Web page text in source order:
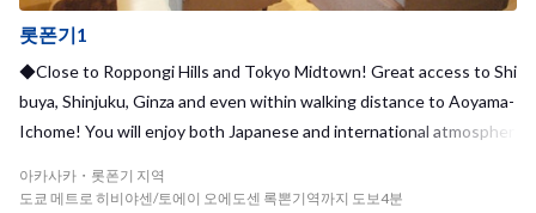
롯폰기1
◆Close to Roppongi Hills and Tokyo Midtown! Great access to Shi
buya, Shinjuku, Ginza and even within walking distance to Aoyama-
Ichome! You will enjoy both Japanese and international atmospher
아카사카・롯폰기 지역
도쿄 메트로 히비야센/토에이 오에도센 록뽄기역까지 도보4분